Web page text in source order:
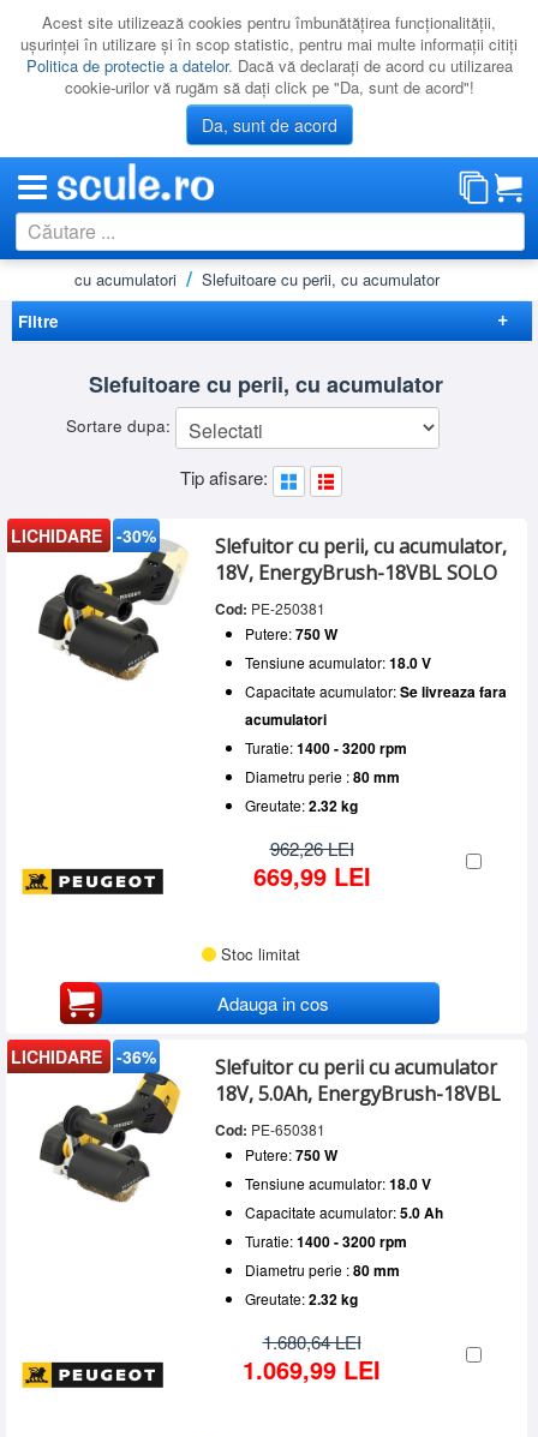
Acest site utilizează cookies pentru îmbunătăţirea funcţionalităţii,
uşurinţei în utilizare şi în scop statistic, pentru mai multe informaţii citiţi
Politica de protectie a datelor. Dacă vă declaraţi de acord cu utilizarea
cookie-urilor vă rugăm să daţi click pe "Da, sunt de acord"!
Da, sunt de acord
CATEGORII
PROMOTII
RESIGILATE
LICHIDARE
PRODUCATORI
SERVICE
INCHIRIERI
BLOG
CONTACT
cu acumulatori
Slefuitoare cu perii, cu acumulator
Filtre
Elimina filtrele
Disponibilitate
PEUGEOT(2)
Putere
Sub 1000 W(2)
Tensiune acumulator
18.0 V(2)
Capacitate acumulator
5.0 Ah
(1)
Se livreaza fara acumulatori(1)
Turatie
Slefuitoare cu perii, cu acumulator
Sortare dupa:
Tip afisare:
LICHIDARE -30%
Slefuitor cu perii, cu acumulator,
18V, EnergyBrush-18VBL SOLO
Cod: PE-250381
Putere:750 W
Tensiune acumulator:18.0 V
Capacitate acumulator:Se livreaza fara
acumulatori
Turatie:1400 - 3200 rpm
Diametru perie :80 mm
Greutate:2.32 kg
962,26 LEI
669,99 LEI
Stoc limitat
Adauga in cos
LICHIDARE -36%
Slefuitor cu perii cu acumulator
18V, 5.0Ah, EnergyBrush-18VBL
Cod: PE-650381
Putere:750 W
Tensiune acumulator:18.0 V
Capacitate acumulator:5.0 Ah
Turatie:1400 - 3200 rpm
Diametru perie :80 mm
Greutate:2.32 kg
1.680,64 LEI
1.069,99 LEI